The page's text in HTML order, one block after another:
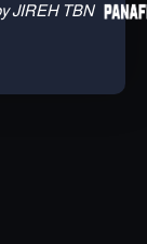
JIREH TBN